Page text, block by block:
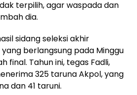
terpilih, agar waspada dan
dia.
sidang seleksi akhir
berlangsung pada Minggu
final. Tahun ini, tegas Fadli,
325 taruna Akpol, yang
dan 41 taruni.